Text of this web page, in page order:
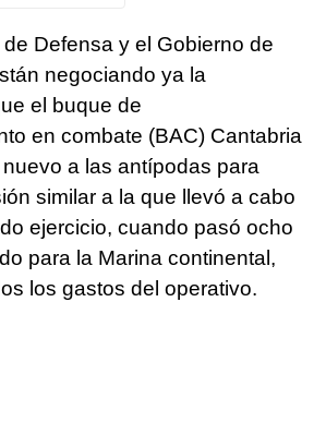
de Defensa y el Gobierno de
negociando ya la
el buque de
en combate (BAC) Cantabria
a las antípodas para
similar a la que llevó a cabo
ejercicio, cuando pasó ocho
para la Marina continental,
los gastos del operativo.